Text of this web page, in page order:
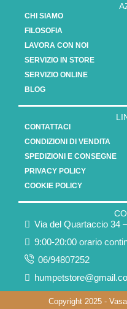
CHI SIAMO
FILOSOFIA
LAVORA CON NOI
SERVIZIO IN STORE
SERVIZIO ONLINE
BLOG
CONTATTACI
CONDIZIONI DI VENDITA
SPEDIZIONI E CONSEGNE
PRIVACY POLICY
COOKIE POLICY
Via del Quartaccio 34
9:00-20:00 orario
06/94807252
Copyright 2025 -